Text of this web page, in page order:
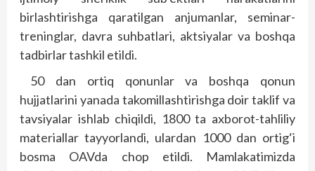
birlashtirishga qaratilgan anjumanlar, seminar-
treninglar, davra suhbatlari, aktsiyalar va boshqa
tadbirlar tashkil etildi.
50 dan ortiq qonunlar va boshqa qonun
hujjatlarini yanada takomillashtirishga doir taklif va
tavsiyalar ishlab chiqildi, 1800 ta axborot-tahliliy
materiallar tayyorlandi, ulardan 1000 dan ortig‘i
bosma OAVda chop etildi. Mamlakatimizda